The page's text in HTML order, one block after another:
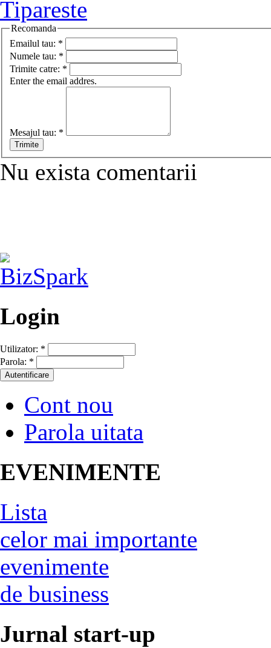
Tipareste
Recomanda
Emailul tau: *
Numele tau: *
Trimite catre: *
Enter the email addres.
Mesajul tau: *
Nu exista comentarii
Login
Utilizator: *
Parola: *
Cont nou
Parola uitata
EVENIMENTE
Lista
celor mai importante
evenimente
de business
Jurnal start-up